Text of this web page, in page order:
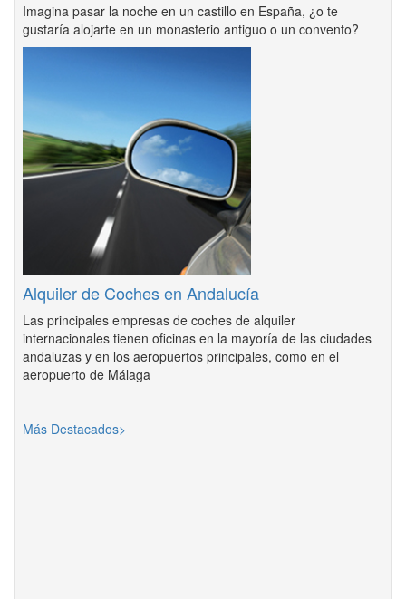
Imagina pasar la noche en un castillo en España, ¿o te
gustaría alojarte en un monasterio antiguo o un convento?
Alquiler de Coches en Andalucía
Las principales empresas de coches de alquiler
internacionales tienen oficinas en la mayoría de las ciudades
andaluzas y en los aeropuertos principales, como en el
aeropuerto de Málaga
Más Destacados>